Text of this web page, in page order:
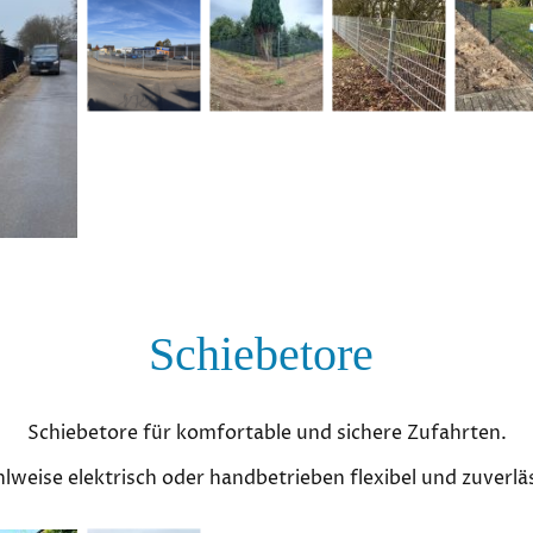
Schiebetore
Schiebetore für komfortable und sichere Zufahrten.
elektrisch oder handbetrieben flexibel und